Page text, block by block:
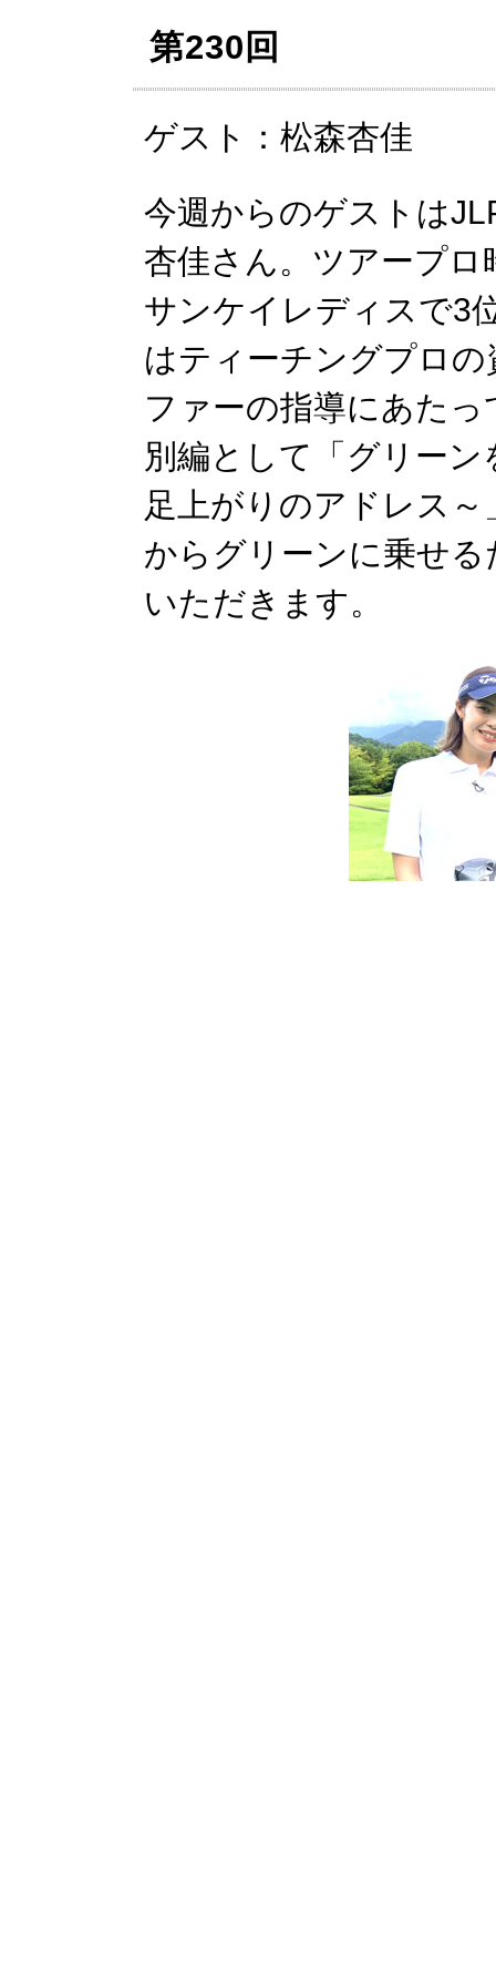
第230回
ゲスト：松森杏佳
今週からのゲストは
杏佳さん。ツアープ
サンケイレディスで3
はティーチングプロ
ファーの指導にあた
別編として「グリー
足上がりのアドレス
からグリーンに乗せ
いただきます。